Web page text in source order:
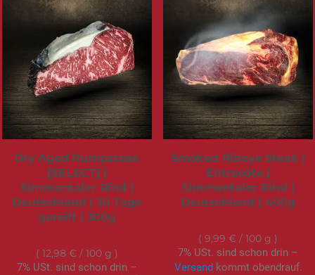
Dry Aged Rumpsteak
[SELECT] |
Simmentaler Rind |
Deutschland | 30 Tage
gereift | 300g
12,98 € / 100 g
7% USt. sind schon drin –
Smoked Ribeye Steak |
Entrecôte |
Simmentaler Rind |
Deutschland | 400g
9,99 € / 100 g
7% USt. sind schon drin –
Versandkommt obendrauf.